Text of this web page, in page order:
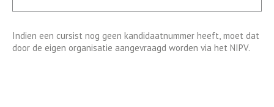
Indien een cursist nog geen kandidaatnummer heeft, moet dat
door de eigen organisatie aangevraagd worden via het NIPV.